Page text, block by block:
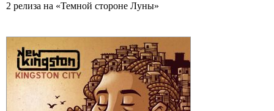
2 релиза на «Темной стороне Луны»